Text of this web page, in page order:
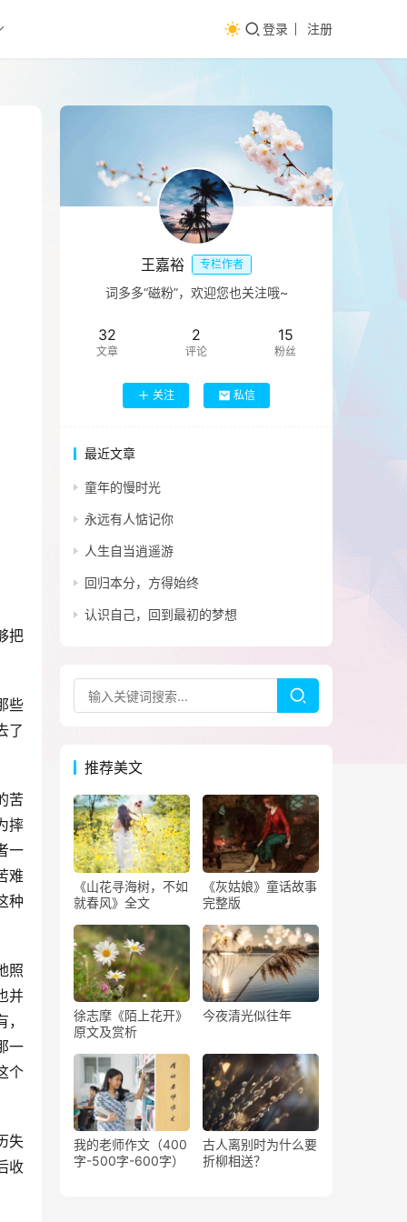
登录 注册
把
些
了
苦
摔
一
难
种
照
并
一
个
失
收
王嘉裕 专栏作者
词多多“磁粉”，欢迎您也关注哦~
32
文章
2
评论
15
粉丝
关注 私信
最近文章
童年的慢时光
永远有人惦记你
人生自当逍遥游
回归本分，方得始终
认识自己，回到最初的梦想
推荐美文
《山花寻海树，不如
就春风》全文
《灰姑娘》童话故事
完整版
徐志摩《陌上花开》
原文及赏析
今夜清光似往年
我的老师作文（400
字-500字-600字）
古人离别时为什么要
折柳相送？